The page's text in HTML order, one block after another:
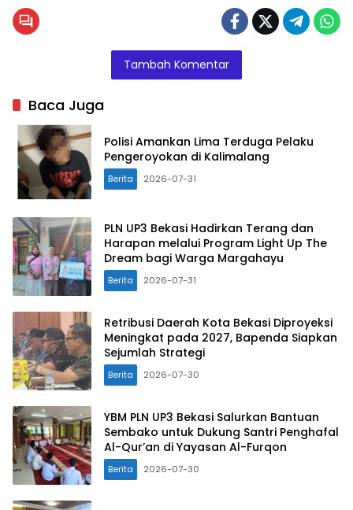
Tambah Komentar
Baca Juga
Polisi Amankan Lima Terduga Pelaku
Pengeroyokan di Kalimalang
Berita 2026-07-31
PLN UP3 Bekasi Hadirkan Terang dan
Harapan melalui Program Light Up The
Dream bagi Warga Margahayu
Berita 2026-07-31
Retribusi Daerah Kota Bekasi Diproyeksi
Meningkat pada 2027, Bapenda Siapkan
Sejumlah Strategi
Berita 2026-07-30
YBM PLN UP3 Bekasi Salurkan Bantuan
Sembako untuk Dukung Santri Penghafal
Al-Qur’an di Yayasan Al-Furqon
Berita 2026-07-30